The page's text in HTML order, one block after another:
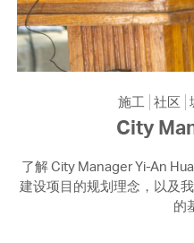
施工 社区
City
了解 City Manager Yi-An
建设项目的规划理念，以及
的